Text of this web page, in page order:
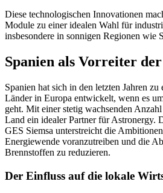
Diese technologischen Innovationen
Module zu einer idealen Wahl für
insbesondere in sonnigen Regionen wie
Spanien als Vorreiter
Spanien hat sich in den letzten Jahren zu
Länder in Europa entwickelt, wenn es
geht. Mit einer stetig wachsenden
Land ein idealer Partner für Astronergy.
GES Siemsa unterstreicht die
Energiewende voranzutreiben und die
Brennstoffen zu reduzieren.
Der Einfluss auf die lokale